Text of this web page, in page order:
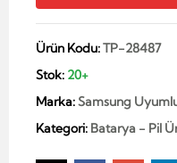
Ürün Kodu:TP-28487
Stok: 20+
Marka:Samsung
Kategori: Batarya - Pil